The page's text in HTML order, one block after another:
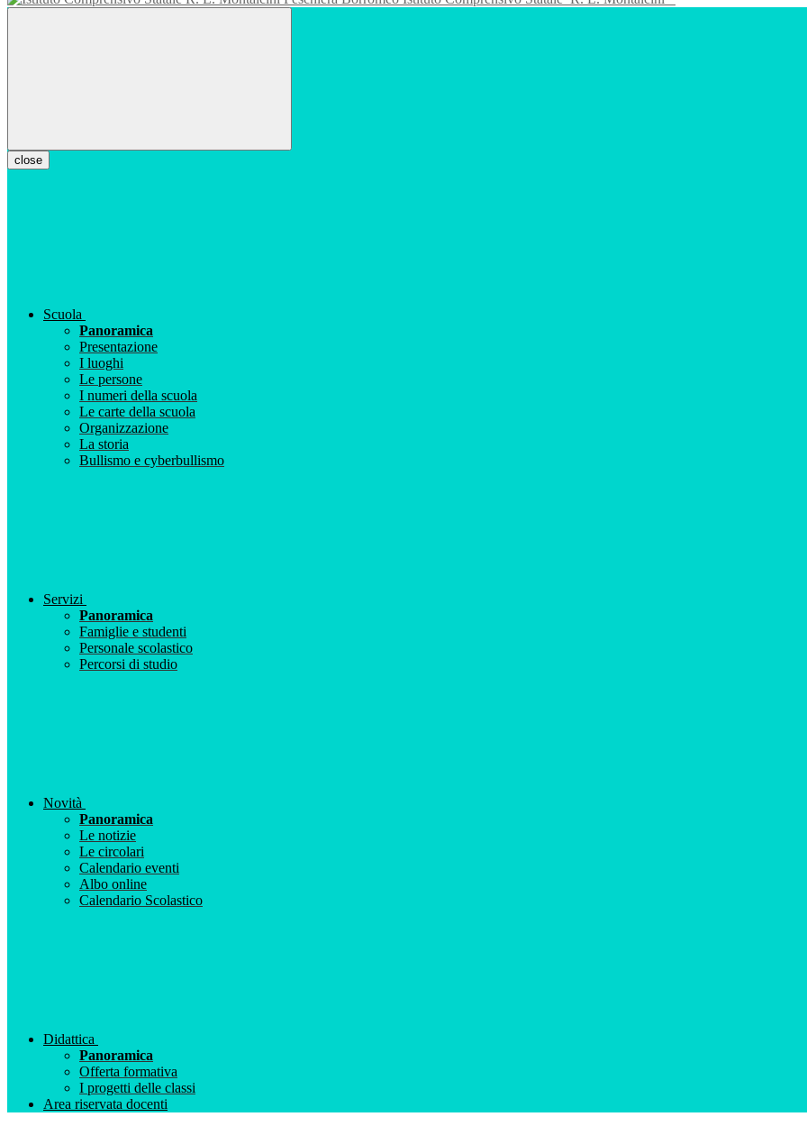
close
Scuola
Panoramica
Presentazione
I luoghi
Le persone
I numeri della scuola
Le carte della scuola
Organizzazione
La storia
Bullismo e cyberbullismo
Servizi
Panoramica
Famiglie e studenti
Personale scolastico
Percorsi di studio
Novità
Panoramica
Le notizie
Le circolari
Calendario eventi
Albo online
Calendario Scolastico
Didattica
Panoramica
Offerta formativa
I progetti delle classi
Area riservata docenti